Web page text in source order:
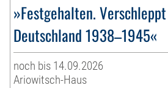
»Festgehalten.
Deutschland 1938–1945«
noch bis 14.09.2026
Ariowitsch-Haus